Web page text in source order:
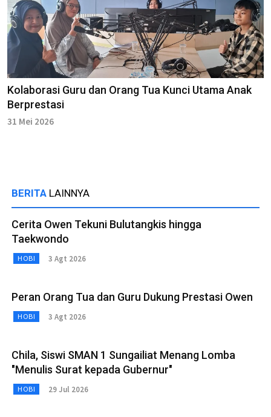
Kolaborasi Guru dan Orang Tua Kunci Utama Anak
Berprestasi
31 Mei 2026
BERITA LAINNYA
Cerita Owen Tekuni Bulutangkis hingga
Taekwondo
HOBI 3 Agt 2026
Peran Orang Tua dan Guru Dukung Prestasi Owen
HOBI 3 Agt 2026
Chila, Siswi SMAN 1 Sungailiat Menang Lomba
"Menulis Surat kepada Gubernur"
HOBI 29 Jul 2026